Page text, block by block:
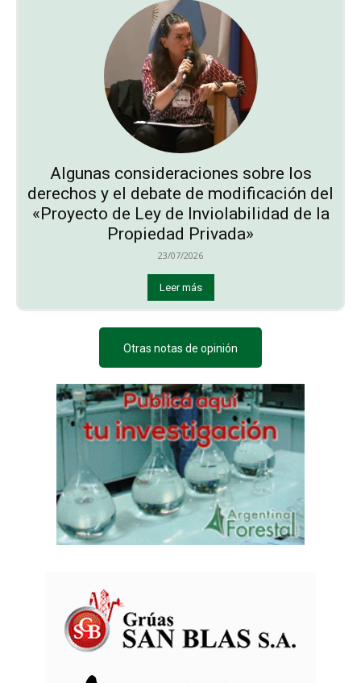
Algunas consideraciones sobre los
derechos y el debate de modificación del
«Proyecto de Ley de Inviolabilidad de la
Propiedad Privada»
23/07/2026
Leer más
Otras notas de opinión